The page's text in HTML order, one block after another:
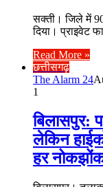
सक्ती। जिले में
दिया। प्राइवेट
Read More »
छत्तीसगढ़
The Alarm 24
1
बिलासपुर:
लेकिन
हर